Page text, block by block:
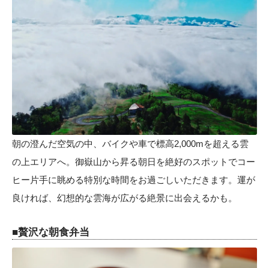
朝の澄んだ空気の中、バイクや車で標高2,000mを超える雲
の上エリアへ。御嶽山から昇る朝日を絶好のスポットでコー
ヒー片手に眺める特別な時間をお過ごしいただきます。運が
良ければ、幻想的な雲海が広がる絶景に出会えるかも。
■贅沢な朝食弁当